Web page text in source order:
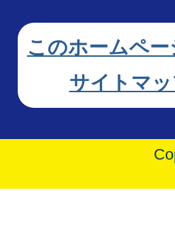
このホームペ
サイトマ